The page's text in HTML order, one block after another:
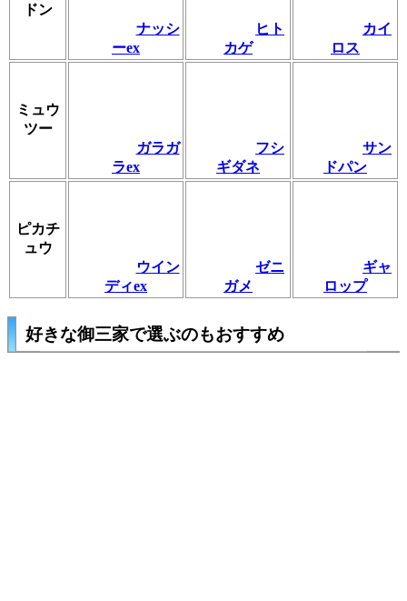
ドン
ナッシ
ーex
ヒト
カゲ
カイ
ロス
ミュウ
ツー
ガラガ
ラex
フシ
ギダネ
サン
ドパン
ピカチ
ュウ
ウイン
ディex
ゼニ
ガメ
ギャ
ロップ
好きな御三家で選ぶのもおすすめ